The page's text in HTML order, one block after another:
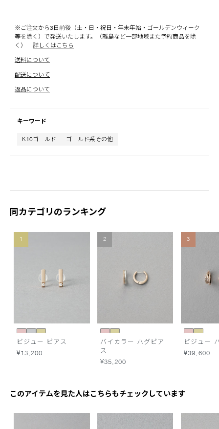
※ご注文から3日前後（土・日・祝日・年末年始・ゴールデンウィーク
等を除く）で発送いたします。（離島など一部地域また予約商品を除
く）
詳しくはこちら
送料について
配送について
返品について
キーワード
K10ゴールド ゴールド系その他
同カテゴリのランキング
1
ビジュー ピアス
¥13,200
2
バイカラー ハグピア
ス
¥35,200
3
ビジュー
¥39,600
このアイテムを見た人はこちらもチェックしています